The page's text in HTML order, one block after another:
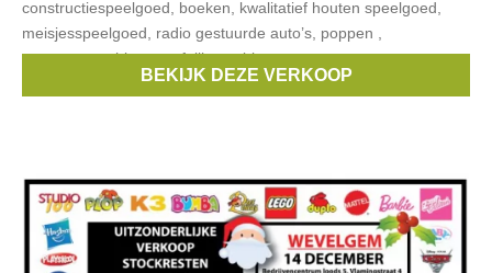
constructiespeelgoed, boeken, kwalitatief houten speelgoed,
meisjesspeelgoed, radio gestuurde auto’s, poppen ,
expressomachines, wafelijzers, biertaps,
,Goliath,disney ,studio 100
BEKIJK DEZE VERKOOP